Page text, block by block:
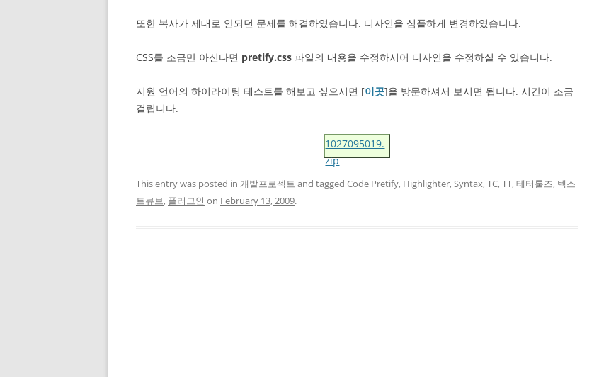
또한 복사가 제대로 안되던 문제를 해결하였습니다. 디자인을 심플하게 변경하였습니다.
CSS를 조금만 아신다면 pretify.css 파일의 내용을 수정하시어 디자인을 수정하실 수 있습니다.
지원 언어의 하이라이팅 테스트를 해보고 싶으시면 [이곳]을 방문하셔서 보시면 됩니다. 시간이 조금
걸립니다.
1027095019.
zip
This entry was posted in 개발프로젝트 and tagged Code Pretify, Highlighter,Syntax,TC,TT,테터툴즈, 텍스
트큐브, 플러그인 on February 13, 2009.